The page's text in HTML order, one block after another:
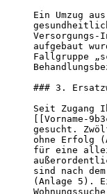
Ein Umzug
aufgebaut
Fallgruppe
### 3.
Seit Zugang
[[Vorname-
gesucht.
ohne Erfolg
für eine
sind nach
(Anlage 5).